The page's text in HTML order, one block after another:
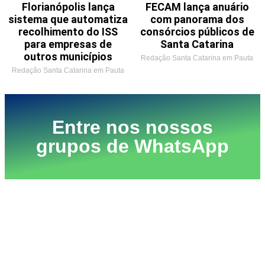
Florianópolis lança
sistema que automatiza
recolhimento do ISS
para empresas de
outros municípios
Redação Santa Catarina em Pauta
FECAM lança anuário
com panorama dos
consórcios públicos de
Santa Catarina
Redação Santa Catarina em Pauta
Entre nos nossos
grupos de WhatsApp